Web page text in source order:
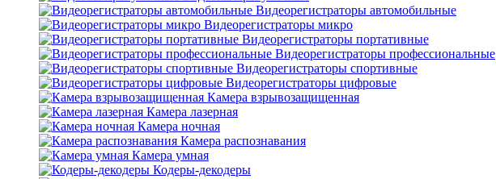
Видеорегистраторы автомобильные
Видеорегистраторы микро
Видеорегистраторы портативные
Видеорегистраторы профессиональные
Видеорегистраторы спортивные
Видеорегистраторы цифровые
Камера взрывозащищенная
Камера лазерная
Камера ночная
Камера распознавания
Камера умная
Кодеры-декодеры